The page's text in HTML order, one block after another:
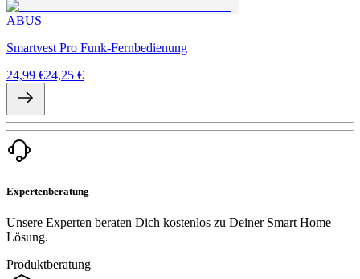
ABUS
Smartvest Pro Funk-Fernbedienung
24,99 €24,25 €
Expertenberatung
Unsere Experten beraten Dich kostenlos zu Deiner Smart Home
Lösung.
Produktberatung